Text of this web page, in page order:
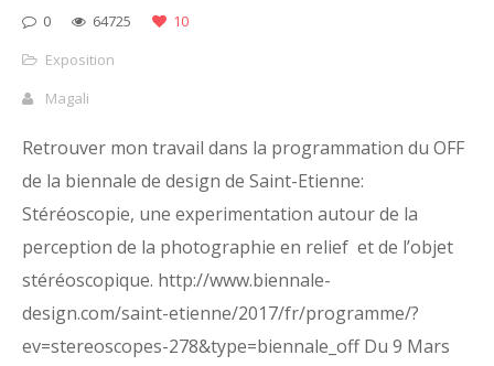
0 64725
10
Exposition
Magali
Retrouver mon travail dans la programmation du OFF
de la biennale de design de Saint-Etienne:
Stéréoscopie, une experimentation autour de la
perception de la photographie en relief et de l’objet
stéréoscopique. http://www.biennale-
design.com/saint-etienne/2017/fr/programme/?
ev=stereoscopes-278&type=biennale_off Du 9 Mars